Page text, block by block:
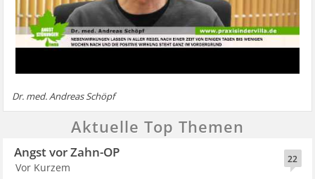
Dr. med. Andreas Schöpf
Aktuelle Top Themen
22
Angst vor Zahn-OP
Vor Kurzem